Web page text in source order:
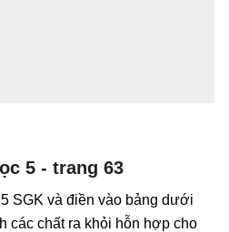
5 - trang 63
SGK và điền vào bảng dưới
các chất ra khỏi hỗn hợp cho